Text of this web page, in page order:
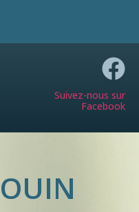
Suivez-nous sur
Facebook